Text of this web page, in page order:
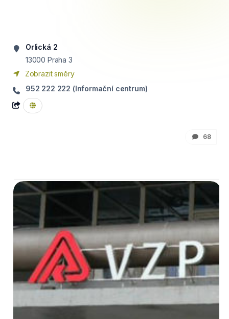
Orlická 2
13000 Praha 3
Zobrazit směry
952 222 222 (Informační centrum)
68